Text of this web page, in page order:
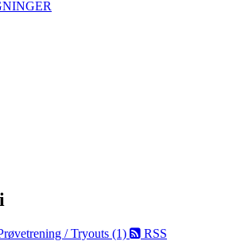
/ Tryouts (1) RSS